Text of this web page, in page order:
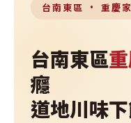
台南東區 · 重慶
台南東區
癮
道地川味